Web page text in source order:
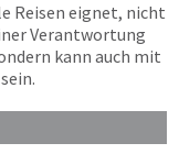
Reisen eignet, nicht
Verantwortung
kann auch mit